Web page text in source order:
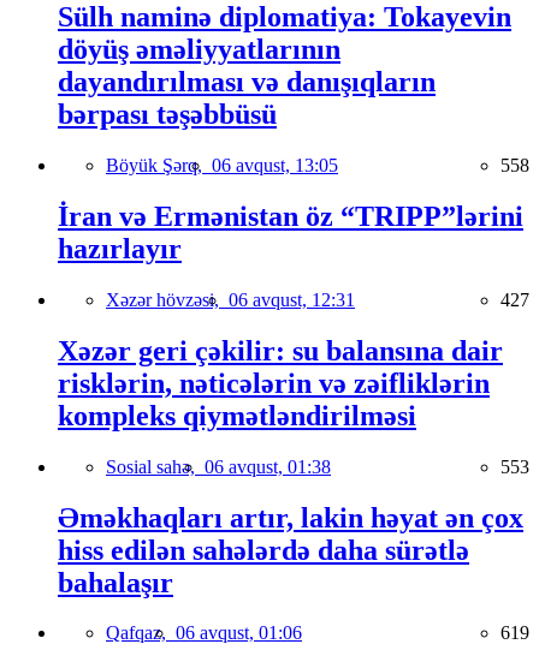
Sülh naminə diplomatiya: Tokayevin
döyüş əməliyyatlarının
dayandırılması və danışıqların
bərpası təşəbbüsü
Böyük Şərq, 06 avqust, 13:05 558
İran və Ermənistan öz “TRIPP”lərini
hazırlayır
Xəzər hövzəsi, 06 avqust, 12:31 427
Xəzər geri çəkilir: su balansına dair
risklərin, nəticələrin və zəifliklərin
kompleks qiymətləndirilməsi
Sosial sahə, 06 avqust, 01:38 553
Əməkhaqları artır, lakin həyat ən çox
hiss edilən sahələrdə daha sürətlə
bahalaşır
Qafqaz, 06 avqust, 01:06 619